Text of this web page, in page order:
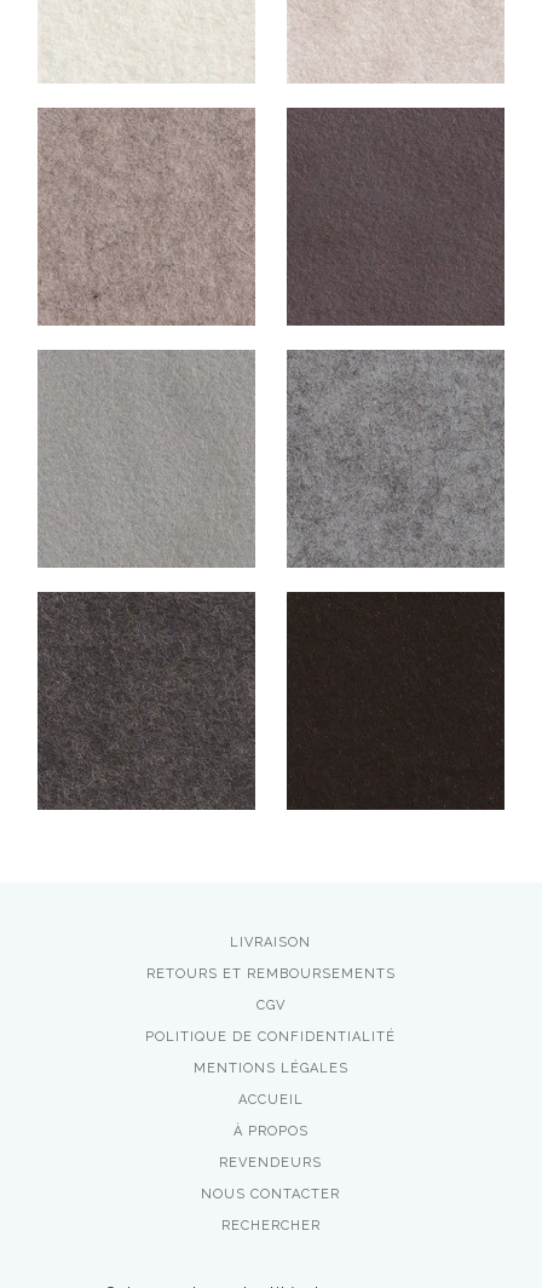
LIVRAISON
RETOURS ET REMBOURSEMENTS
CGV
POLITIQUE DE CONFIDENTIALITÉ
MENTIONS LÉGALES
ACCUEIL
À PROPOS
REVENDEURS
NOUS CONTACTER
RECHERCHER